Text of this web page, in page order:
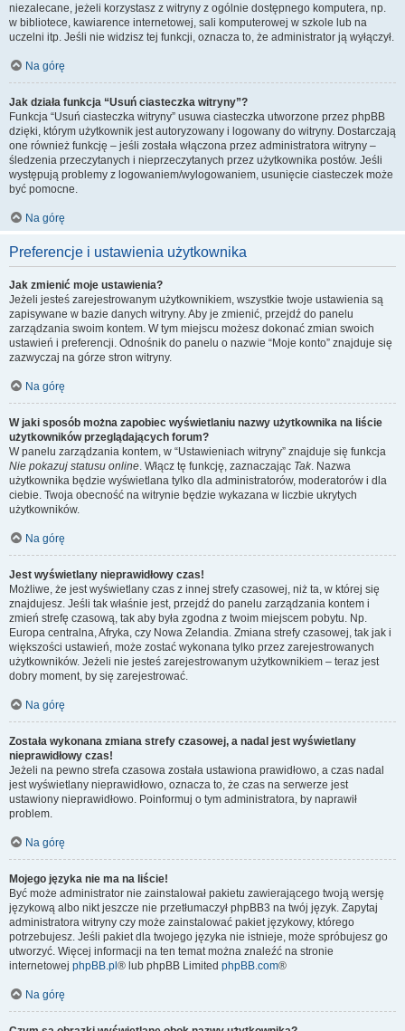
niezalecane, jeżeli korzystasz z witryny z ogólnie dostępnego komputera, np.
w bibliotece, kawiarence internetowej, sali komputerowej w szkole lub na
uczelni itp. Jeśli nie widzisz tej funkcji, oznacza to, że administrator ją wyłączył.
Na górę
Jak działa funkcja “Usuń ciasteczka witryny”?
Funkcja “Usuń ciasteczka witryny” usuwa ciasteczka utworzone przez phpBB
dzięki, którym użytkownik jest autoryzowany i logowany do witryny. Dostarczają
one również funkcję – jeśli została włączona przez administratora witryny –
śledzenia przeczytanych i nieprzeczytanych przez użytkownika postów. Jeśli
występują problemy z logowaniem/wylogowaniem, usunięcie ciasteczek może
być pomocne.
Na górę
Preferencje i ustawienia użytkownika
Jak zmienić moje ustawienia?
Jeżeli jesteś zarejestrowanym użytkownikiem, wszystkie twoje ustawienia są
zapisywane w bazie danych witryny. Aby je zmienić, przejdź do panelu
zarządzania swoim kontem. W tym miejscu możesz dokonać zmian swoich
ustawień i preferencji. Odnośnik do panelu o nazwie “Moje konto” znajduje się
zazwyczaj na górze stron witryny.
Na górę
W jaki sposób można zapobiec wyświetlaniu nazwy użytkownika na liście
użytkowników przeglądających forum?
W panelu zarządzania kontem, w “Ustawieniach witryny” znajduje się funkcja
Nie pokazuj statusu online. Włącz tę funkcję, zaznaczając Tak. Nazwa
użytkownika będzie wyświetlana tylko dla administratorów, moderatorów i dla
ciebie. Twoja obecność na witrynie będzie wykazana w liczbie ukrytych
użytkowników.
Na górę
Jest wyświetlany nieprawidłowy czas!
Możliwe, że jest wyświetlany czas z innej strefy czasowej, niż ta, w której się
znajdujesz. Jeśli tak właśnie jest, przejdź do panelu zarządzania kontem i
zmień strefę czasową, tak aby była zgodna z twoim miejscem pobytu. Np.
Europa centralna, Afryka, czy Nowa Zelandia. Zmiana strefy czasowej, tak jak i
większości ustawień, może zostać wykonana tylko przez zarejestrowanych
użytkowników. Jeżeli nie jesteś zarejestrowanym użytkownikiem – teraz jest
dobry moment, by się zarejestrować.
Na górę
Została wykonana zmiana strefy czasowej, a nadal jest wyświetlany
nieprawidłowy czas!
Jeżeli na pewno strefa czasowa została ustawiona prawidłowo, a czas nadal
jest wyświetlany nieprawidłowo, oznacza to, że czas na serwerze jest
ustawiony nieprawidłowo. Poinformuj o tym administratora, by naprawił
problem.
Na górę
Mojego języka nie ma na liście!
Być może administrator nie zainstalował pakietu zawierającego twoją wersję
językową albo nikt jeszcze nie przetłumaczył phpBB3 na twój język. Zapytaj
administratora witryny czy może zainstalować pakiet językowy, którego
potrzebujesz. Jeśli pakiet dla twojego języka nie istnieje, może spróbujesz go
utworzyć. Więcej informacji na ten temat można znaleźć na stronie
internetowej phpBB.pl ® lub phpBB Limited phpBB.com®
Na górę